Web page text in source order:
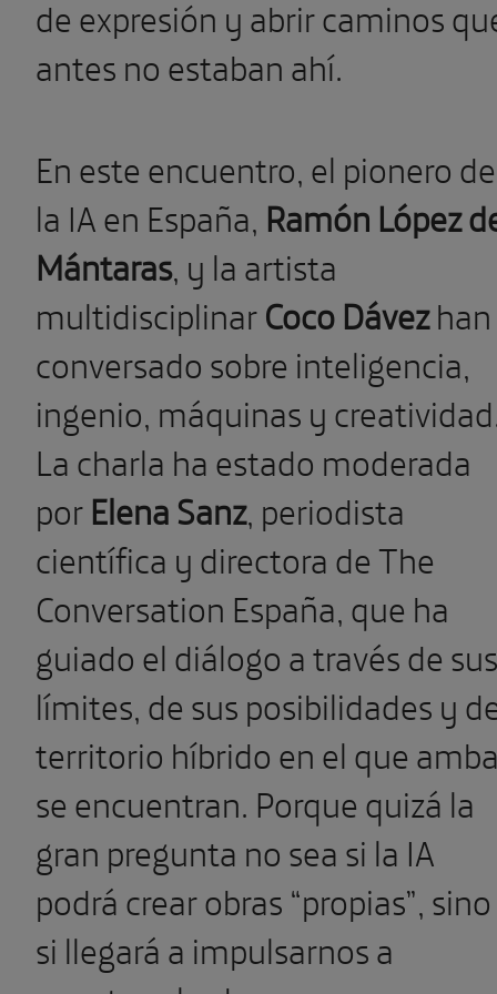
de expresión y abrir caminos
antes no estaban ahí.
En este encuentro, el pionero de
la IA en España, Ramón López
Mántaras, y la artista
multidisciplinarCoco Dávezhan
conversado sobre inteligencia,
ingenio, máquinas y
La charla ha estado moderada
porElena Sanz, periodista
científica y directora de The
Conversation España, que ha
guiado el diálogo a través de sus
límites, de sus posibilidades y
territorio híbrido en el que
se encuentran. Porque quizá la
gran pregunta no sea si la IA
podrá crear obras “propias”, sino
si llegará a impulsarnos a